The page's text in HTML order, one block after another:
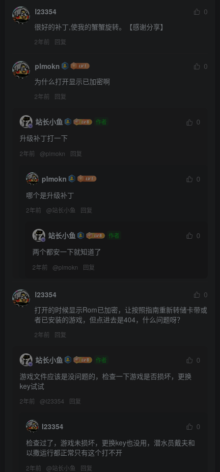
l23354
0
很好的补丁,使我的蟹蟹旋转。【感谢分享】
2年前 回复
plmokn
0
为什么打开显示已加密啊
2年前 回复
站长小鱼 作者
0
升级补丁打一下
2年前 @plmokn 回复
plmokn
0
哪个是升级补丁
2年前 @站长小鱼 回复
站长小鱼 作者
0
两个都安一下就知道了
2年前 @plmokn 回复
l23354
0
打开的时候显示Rom已加密，让按照指南重新转储卡带或
者已安装的游戏，但点进去是404，什么问题呀？
2年前 回复
站长小鱼 作者
0
游戏文件应该是没问题的，检查一下游戏是否损坏，更换
key试试
2年前 @l23354 回复
l23354
0
检查过了，游戏未损坏，更换key也没用，潜水员戴夫和
以撒运行都正常只有这个打不开
2年前 @站长小鱼 回复